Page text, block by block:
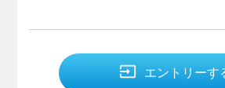
input エントリーす